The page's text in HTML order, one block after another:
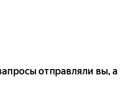
отправляли вы, а